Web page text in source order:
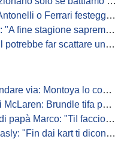
festeggiano il titolo in casa...
sapremo se SF-26 è forte"
un domino: ne parla Fittipaldi
via: Montoya lo convince
Brundle tifa papaya
faccio fare la fine della gallina"
di non alzare il piede dal gas"